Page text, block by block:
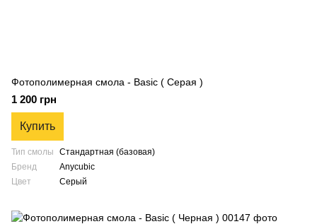
Фотополимерная смола - Basic ( Серая )
1 200 грн
Купить
Тип смолы
Стандартная (базовая)
Бренд
Anycubic
Цвет
Серый